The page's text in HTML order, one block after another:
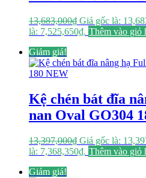
13,683,000₫ Giá gốc là:
là: 7,525,650₫. Thêm vào giỏ
Giảm giá!
Kệ chén bát đĩa
nan Oval GO304
13,397,000₫ Giá gốc là:
là: 7,368,350₫. Thêm vào giỏ
Giảm giá!